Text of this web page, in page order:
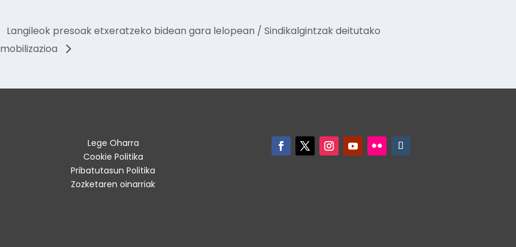
Langileok presoak etxeratzeko bidean gara lelopean / Sindikalgintzak deitutako
mobilizazioa
Lege Oharra
Cookie Politika
Pribatutasun Politika
Zozketaren oinarriak